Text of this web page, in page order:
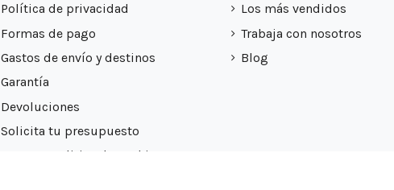
Política de privacidad
Formas de pago
Gastos de envío y destinos
Garantía
Devoluciones
Solicita tu presupuesto
Nuestra politica de cookies
Los más vendidos
Trabaja con nosotros
Blog